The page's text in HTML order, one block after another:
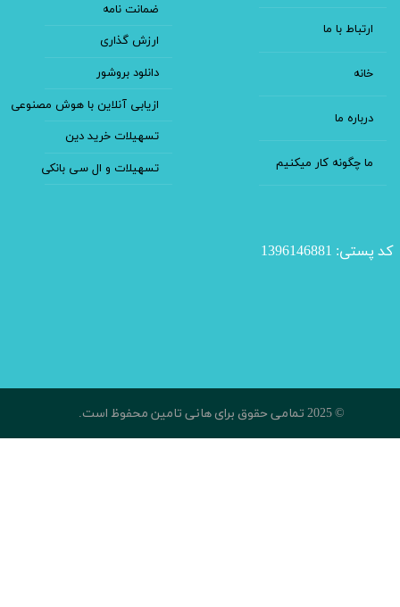
© 2025 تمامی حقوق برای هانی تامین محفوظ است​​​​​​​.
ارتباط با ما
خانه
درباره ما
ما چگونه کار میکنیم
ضمانت نامه
ارزش گذاری
دانلود بروشور
ازیابی آنلاین با هوش مصنوعی
تسهیلات خرید دین
تسهیلات و ال سی بانکی
کد پستی: 1396146881